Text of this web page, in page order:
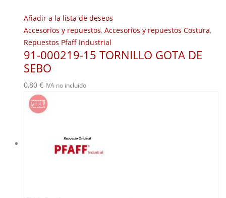
Añadir a la lista de deseos
Accesorios y repuestos, Accesorios y repuestos Costura,
Repuestos Pfaff Industrial
91-000219-15 TORNILLO GOTA DE
SEBO
0,80 € IVA no incluido